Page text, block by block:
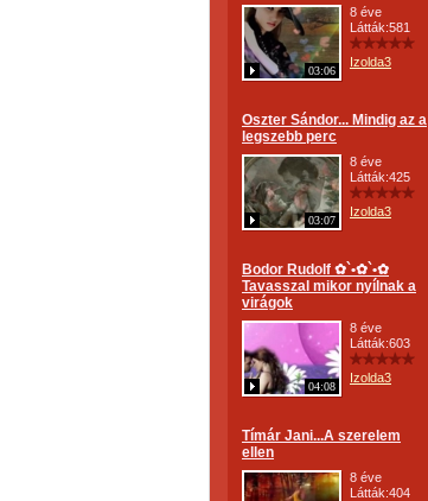
03:06
8 éve
Látták:581
Izolda3
Oszter Sándor... Mindig az a
legszebb perc
03:07
8 éve
Látták:425
Izolda3
Bodor Rudolf ✿`•✿`•✿
Tavasszal mikor nyílnak a
virágok
04:08
8 éve
Látták:603
Izolda3
Tímár Jani...A szerelem
ellen
8 éve
Látták:404